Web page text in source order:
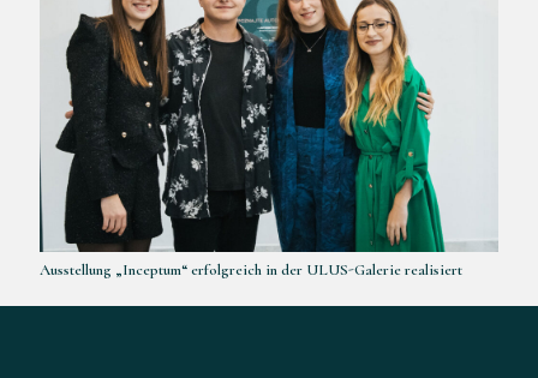
Ausstellung „Inceptum“ erfolgreich in der ULUS-Galerie realisiert